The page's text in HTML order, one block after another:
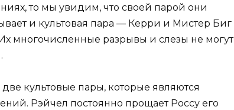
то мы увидим, что своей парой они
и культовая пара — Керри и Мистер Биг
многочисленные разрывы и слезы не могут
культовые пары, которые являются
Рэйчел постоянно прощает Россу его